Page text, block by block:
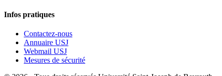
Infos pratiques
Contactez-nous
Annuaire USJ
Webmail USJ
Mesures de sécurité